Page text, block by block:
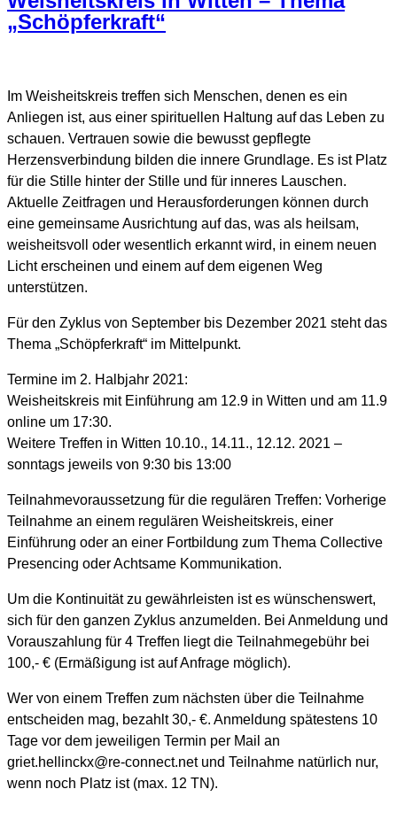
„Schöpferkraft“
Im Weisheitskreis treffen sich Menschen, denen es ein
Anliegen ist, aus einer spirituellen Haltung auf das Leben zu
schauen. Vertrauen sowie die bewusst gepflegte
Herzensverbindung bilden die innere Grundlage. Es ist Platz
für die Stille hinter der Stille und für inneres Lauschen.
Aktuelle Zeitfragen und Herausforderungen können durch
eine gemeinsame Ausrichtung auf das, was als heilsam,
weisheitsvoll oder wesentlich erkannt wird, in einem neuen
Licht erscheinen und einem auf dem eigenen Weg
unterstützen.
Für den Zyklus von September bis Dezember 2021 steht das
Thema „Schöpferkraft“ im Mittelpunkt.
Termine im 2. Halbjahr 2021:
Weisheitskreis mit Einführung am 12.9 in Witten und am 11.9
online um 17:30.
Weitere Treffen in Witten 10.10., 14.11., 12.12. 2021 –
sonntags jeweils von 9:30 bis 13:00
Teilnahmevoraussetzung für die regulären Treffen: Vorherige
Teilnahme an einem regulären Weisheitskreis, einer
Einführung oder an einer Fortbildung zum Thema Collective
Presencing oder Achtsame Kommunikation.
Um die Kontinuität zu gewährleisten ist es wünschenswert,
sich für den ganzen Zyklus anzumelden. Bei Anmeldung und
Vorauszahlung für 4 Treffen liegt die Teilnahmegebühr bei
100,- € (Ermäßigung ist auf Anfrage möglich).
Wer von einem Treffen zum nächsten über die Teilnahme
entscheiden mag, bezahlt 30,- €. Anmeldung spätestens 10
Tage vor dem jeweiligen Termin per Mail an
griet.hellinckx@re-connect.net und Teilnahme natürlich nur,
wenn noch Platz ist (max. 12 TN).